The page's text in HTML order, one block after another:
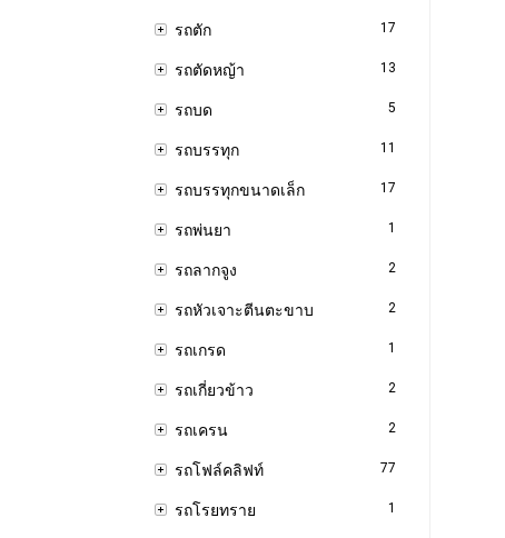
รถตัก 17
รถตัดหญ้า 13
รถบด 5
รถบรรทุก 11
รถบรรทุกขนาดเล็ก 17
รถพ่นยา 1
รถลากจูง 2
รถหัวเจาะตีนตะขาบ 2
รถเกรด 1
รถเกี่ยวข้าว 2
รถเครน 2
รถโฟล์คลิฟท์ 77
รถโรยทราย 1